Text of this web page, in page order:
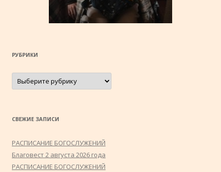
РУБРИКИ
Рубрики
СВЕЖИЕ ЗАПИСИ
РАСПИСАНИЕ БОГОСЛУЖЕНИЙ
Благовест 2 августа 2026 года
РАСПИСАНИЕ БОГОСЛУЖЕНИЙ